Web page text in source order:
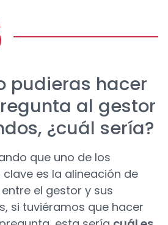
pudieras hacer
al gestor
¿cuál sería?
que uno de los
es la alineación de
el gestor y sus
si tuviéramos que hacer